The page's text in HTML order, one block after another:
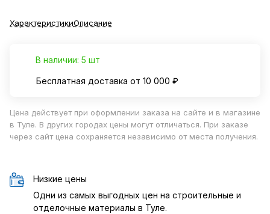
ХарактеристикиОписание
В наличии: 5 шт
Бесплатная доставка от 10 000 ₽
Цена действует при оформлении заказа на сайте и в магазине
в Туле. В других городах цены могут отличаться. При заказе
через сайт цена сохраняется независимо от места получения.
Низкие цены
Одни из самых выгодных цен на строительные и
отделочные материалы в Туле.